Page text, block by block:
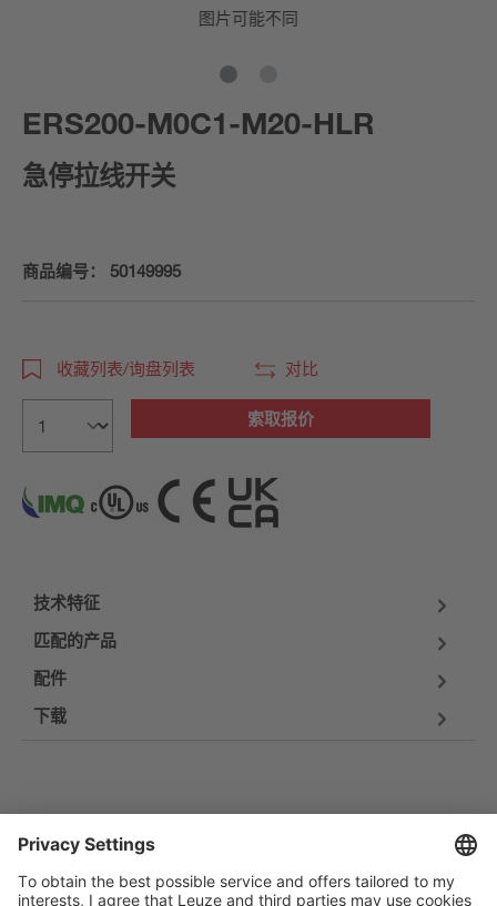
图片可能不同
ERS200-M0C1-M20-HLR
急停拉线开关
商品编号： 50149995
收藏列表/询盘列表 对比
索取报价
技术特征
匹配的产品
配件
下载